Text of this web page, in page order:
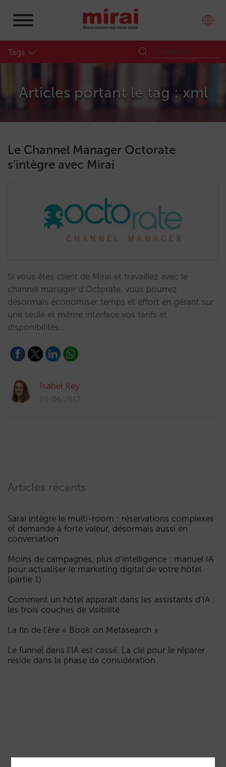
Tags
Articles portant le tag : xml
Le Channel Manager Octorate
s’intègre avec Mirai
Si vous êtes client de Mirai et travaillez avec le
channel manager d’Octorate, vous pourrez
désormais économiser temps et effort en gérant sur
une seule et même interface vos tarifs et
disponibilités…
Isabel Rey
09/06/2017
Articles récents
Sarai intègre le multi-room : réservations complexes
et demande à forte valeur, désormais aussi en
conversation
Moins de campagnes, plus d’intelligence : manuel IA
pour actualiser le marketing digital de votre hôtel
(partie 1)
Comment un hôtel apparaît dans les assistants d’IA :
les trois couches de visibilité
La fin de l’ère « Book on Metasearch »
Le funnel dans l’IA est cassé. La clé pour le réparer
réside dans la phase de considération